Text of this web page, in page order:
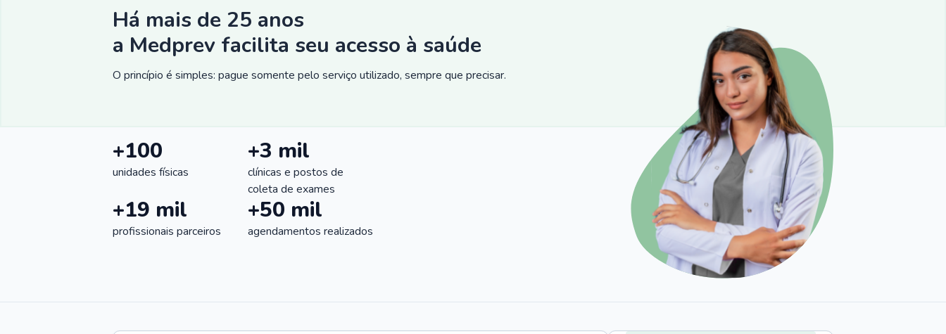
Há mais de 25 anos
a Medprev facilita seu acesso à saúde
O princípio é simples: pague somente pelo serviço utilizado, sempre que precisar.
+100
unidades físicas
+3 mil
clínicas e postos de
coleta de exames
+19 mil
profissionais parceiros
+50 mil
agendamentos realizados